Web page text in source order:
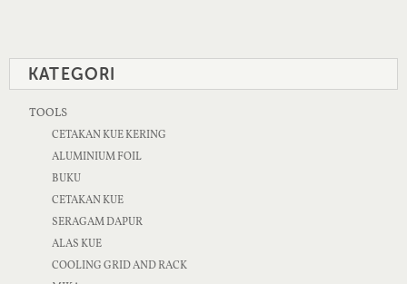
KATEGORI
TOOLS
CETAKAN KUE KERING
ALUMINIUM FOIL
BUKU
CETAKAN KUE
SERAGAM DAPUR
ALAS KUE
COOLING GRID AND RACK